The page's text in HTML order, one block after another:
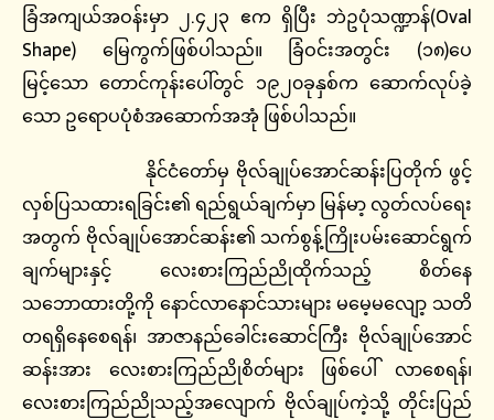
ခြံအကျယ်အဝန်းမှာ ၂.၄၂၃ ဧက ရှိပြီး ဘဲဥပုံသဏ္ဍာန်(Oval
Shape) မြေကွက်ဖြစ်ပါသည်။ ခြံဝင်းအတွင်း (၁၈)ပေ
မြင့်သော တောင်ကုန်းပေါ်တွင် ၁၉၂၀ခုနှစ်က ဆောက်လုပ်ခဲ့
သော ဥရောပပုံစံအဆောက်အအုံ ဖြစ်ပါသည်။
နိုင်ငံတော်မှ ဗိုလ်ချုပ်အောင်ဆန်းပြတိုက် ဖွင့်
လှစ်ပြသထားရခြင်း၏ ရည်ရွယ်ချက်မှာ မြန်မာ့ လွတ်လပ်ရေး
အတွက် ဗိုလ်ချုပ်အောင်ဆန်း၏ သက်စွန့်ကြိုးပမ်းဆောင်ရွက်
ချက်များနှင့် လေးစားကြည်ညိုထိုက်သည့် စိတ်နေ
သဘောထားတို့ကို နောင်လာနောင်သားများ မမေ့မလျော့ သတိ
တရရှိနေစေရန်၊ အာဇာနည်ခေါင်းဆောင်ကြီး ဗိုလ်ချုပ်အောင်
ဆန်းအား လေးစားကြည်ညိုစိတ်များ ဖြစ်ပေါ် လာစေရန်၊
လေးစားကြည်ညိုသည့်အလျောက် ဗိုလ်ချုပ်ကဲ့သို့ တိုင်းပြည်